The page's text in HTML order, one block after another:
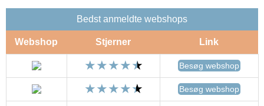
Bedst anmeldte webshops
Webshop Stjerner Link
Besøg webshop
Besøg webshop